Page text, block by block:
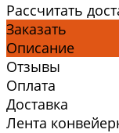
Рассчитать
Заказать
Описание
Отзывы
Оплата
Доставка
Лента